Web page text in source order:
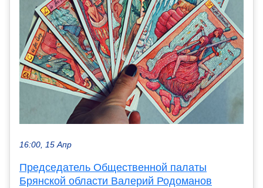
16:00, 15 Апр
Председатель Общественной палаты
Брянской области Валерий Родоманов